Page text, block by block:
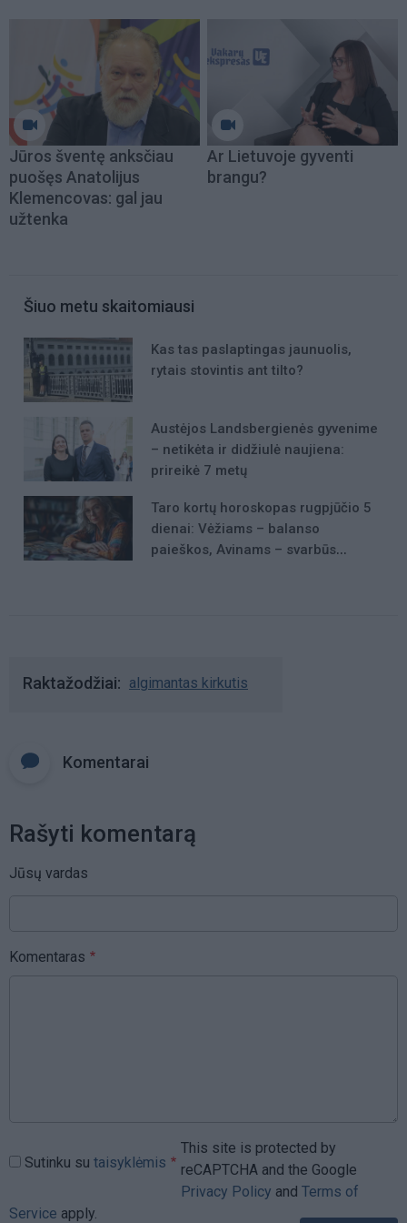
Jūros šventę anksčiau
puošęs Anatolijus
Klemencovas: gal jau
užtenka
Ar Lietuvoje gyventi
brangu?
Šiuo metu skaitomiausi
Kas tas paslaptingas jaunuolis,
rytais stovintis ant tilto?
Austėjos Landsbergienės gyvenime
– netikėta ir didžiulė naujiena:
prireikė 7 metų
Taro kortų horoskopas rugpjūčio 5
dienai: Vėžiams – balanso
paieškos, Avinams – svarbūs
Raktažodžiai algimantas kirkutis
Komentarai
Rašyti komentarą
Jūsų vardas
Komentaras
Sutinku su taisyklėmis
This site is protected by
reCAPTCHA and the Google
Privacy Policy and Terms of
Service apply.